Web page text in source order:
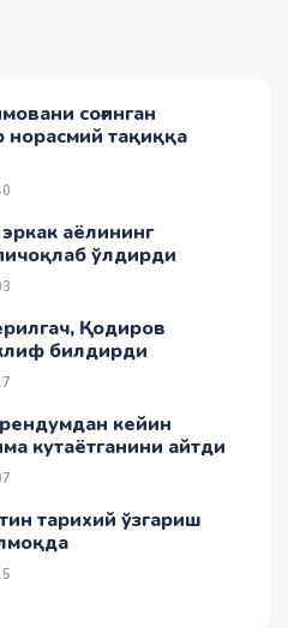
соғинган
норасмий тақиққа
аёлининг
ўлдирди
Қодиров
билдирди
кейин
кутаётганини айтди
тарихий ўзгариш